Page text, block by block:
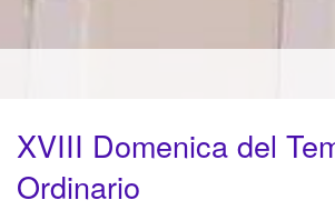
Info settimanali
XVIII Domenica del
Ordinario